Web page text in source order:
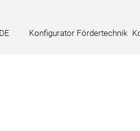
DE Konfigurator Fördertechnik